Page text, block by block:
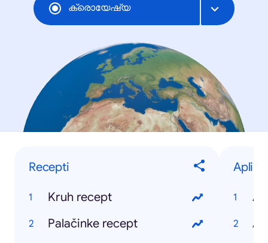
ക്രൊയേഷ്യ
Recepti
Kruh recept
Palačinke recept